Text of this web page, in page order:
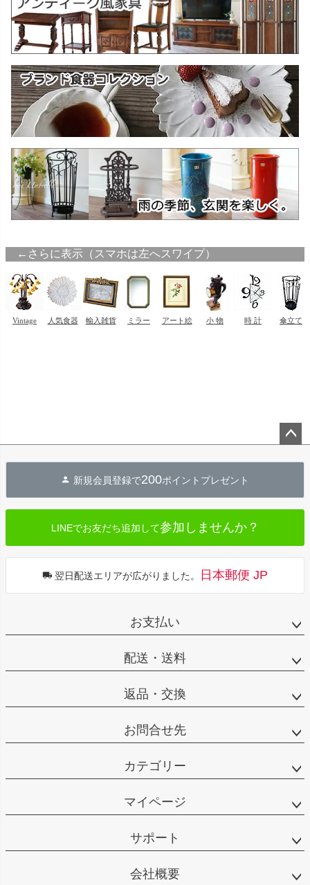
へ
新規会員登録で200ポイントプレゼント
LINEでお友だち追加して参加しませんか？
翌日配送エリアが広がりました。 日本郵便 JP
お支払い
配送・送料
返品・交換
お問合せ先
カテゴリー
マイページ
サポート
会社概要